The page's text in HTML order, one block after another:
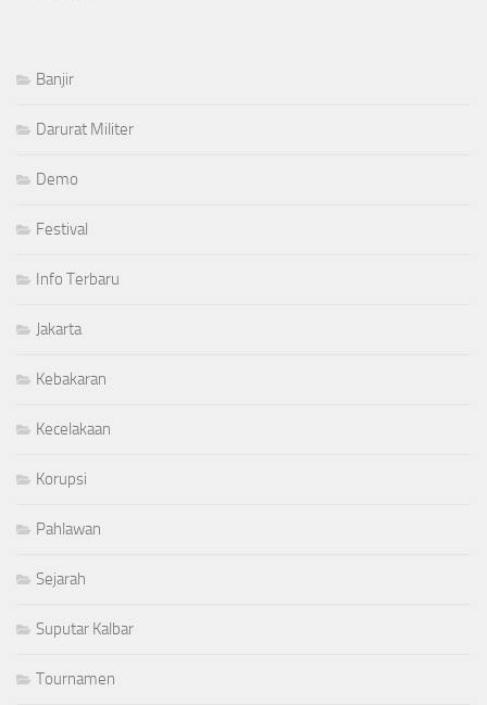
Banjir
Darurat Militer
Demo
Festival
Info Terbaru
Jakarta
Kebakaran
Kecelakaan
Korupsi
Pahlawan
Sejarah
Suputar Kalbar
Tournamen